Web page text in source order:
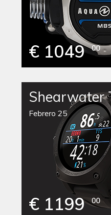
€ 1049 00
Shearwater
Febrero 25
€ 1199 00